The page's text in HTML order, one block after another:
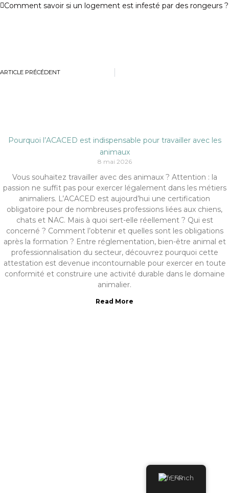
Comment savoir si un logement est infesté par des rongeurs ?
ARTICLE PRÉCÉDENT
Pourquoi l’ACACED est indispensable pour travailler avec les
animaux
8 mai 2026
Vous souhaitez travailler avec des animaux ? Attention : la
passion ne suffit pas pour exercer légalement dans les métiers
animaliers. L’ACACED est aujourd’hui une certification
obligatoire pour de nombreuses professions liées aux chiens,
chats et NAC. Mais à quoi sert-elle réellement ? Qui est
concerné ? Comment l’obtenir et quelles sont les obligations
après la formation ? Entre réglementation, bien-être animal et
professionnalisation du secteur, découvrez pourquoi cette
attestation est devenue incontournable pour exercer en toute
conformité et construire une activité durable dans le domaine
animalier.
Read More
French